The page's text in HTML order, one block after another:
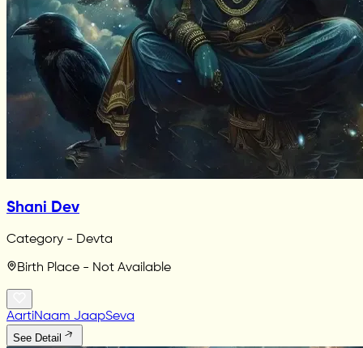
Shani Dev
Category - Devta
Birth Place - Not Available
AartiNaam JaapSeva
See Detail